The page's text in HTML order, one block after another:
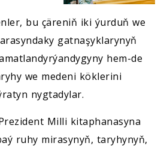
bu çäreniň iki ýurduň we
gatnaşyklarynyň
hem-de
we medeni köklerini
nygtadylar.
Milli kitaphanasyna
ruhy mirasynyň, taryhynyň,